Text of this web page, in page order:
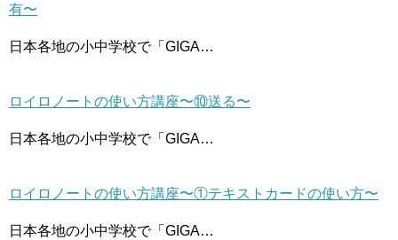
有〜
日本各地の小中学校で「GIGA…
ロイロノートの使い方講座〜⑩送る〜
日本各地の小中学校で「GIGA…
ロイロノートの使い方講座〜①テキストカードの使い方〜
日本各地の小中学校で「GIGA…